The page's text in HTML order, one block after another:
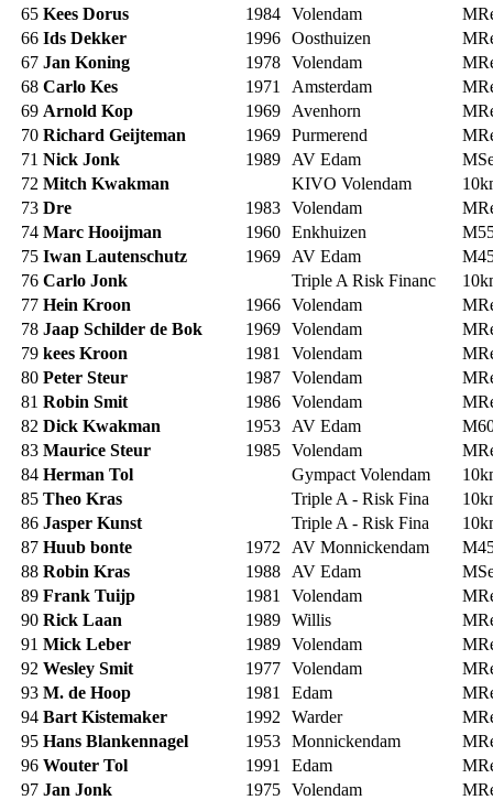
65 Kees Dorus 1984 Volendam
66 Ids Dekker 1996 Oosthuizen
67 Jan Koning 1978 Volendam
68 Carlo Kes 1971 Amsterdam
69 Arnold Kop 1969 Avenhorn
70 Richard Geijteman 1969 Purmerend
71 Nick Jonk 1989 AV Edam
72 Mitch Kwakman KIVO Volendam
73 Dre 1983 Volendam
74 Marc Hooijman 1960 Enkhuizen
75 Iwan Lautenschutz 1969 AV Edam
76 Carlo Jonk Triple A Risk Financ
77 Hein Kroon 1966 Volendam
78 Jaap Schilder de Bok 1969 Volendam
79 kees Kroon 1981 Volendam
80 Peter Steur 1987 Volendam
81 Robin Smit 1986 Volendam
82 Dick Kwakman 1953 AV Edam
83 Maurice Steur 1985 Volendam
84 Herman Tol Gympact Volendam
85 Theo Kras Triple A - Risk Fina
86 Jasper Kunst Triple A - Risk Fina
87 Huub bonte 1972 AV Monnickendam
88 Robin Kras 1988 AV Edam
89 Frank Tuijp 1981 Volendam
90 Rick Laan 1989 Willis
91 Mick Leber 1989 Volendam
92 Wesley Smit 1977 Volendam
93 M. de Hoop 1981 Edam
94 Bart Kistemaker 1992 Warder
95 Hans Blankennagel 1953 Monnickendam
96 Wouter Tol 1991 Edam
97 Jan Jonk 1975 Volendam